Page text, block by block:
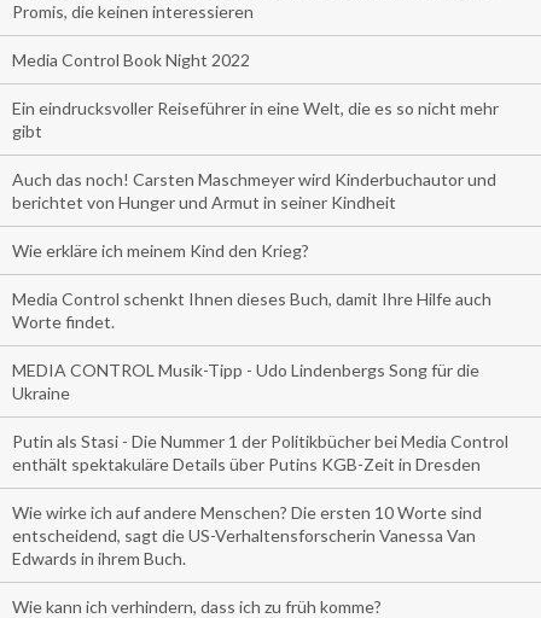
Promis, die keinen interessieren
Media Control Book Night 2022
Ein eindrucksvoller Reiseführer in eine Welt, die es so nicht mehr
gibt
Auch das noch! Carsten Maschmeyer wird Kinderbuchautor und
berichtet von Hunger und Armut in seiner Kindheit
Wie erkläre ich meinem Kind den Krieg?
Media Control schenkt Ihnen dieses Buch, damit Ihre Hilfe auch
Worte findet.
MEDIA CONTROL Musik-Tipp - Udo Lindenbergs Song für die
Ukraine
Putin als Stasi - Die Nummer 1 der Politikbücher bei Media Control
enthält spektakuläre Details über Putins KGB-Zeit in Dresden
Wie wirke ich auf andere Menschen? Die ersten 10 Worte sind
entscheidend, sagt die US-Verhaltensforscherin Vanessa Van
Edwards in ihrem Buch.
Wie kann ich verhindern, dass ich zu früh komme?